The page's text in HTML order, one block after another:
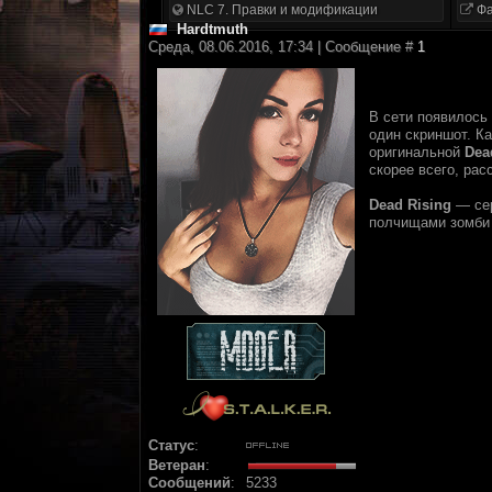
NLC 7. Правки и модификации
Hardtmuth
Среда, 08.06.2016, 17:34 | Сообщение # 1
Статус:
Ветеран:
Сообщений: 5233
В сети
один скриншот.
оригинальной
скорее всего,
Dead Rising —
полчищами